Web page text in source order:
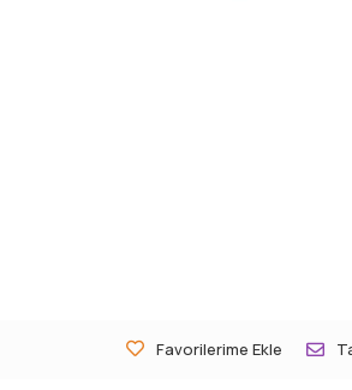
Favorilerime Ekle